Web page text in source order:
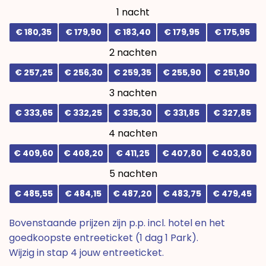
1 nacht
€ 180,35 € 179,90 € 183,40 € 179,95 € 175,95
2 nachten
€ 257,25 € 256,30 € 259,35 € 255,90 € 251,90
3 nachten
€ 333,65 € 332,25 € 335,30 € 331,85 € 327,85
4 nachten
€ 409,60 € 408,20 € 411,25 € 407,80 € 403,80
5 nachten
€ 485,55 € 484,15 € 487,20 € 483,75 € 479,45
Bovenstaande prijzen zijn p.p. incl. hotel en het
goedkoopste entreeticket (1 dag 1 Park).
Wijzig in stap 4 jouw entreeticket.